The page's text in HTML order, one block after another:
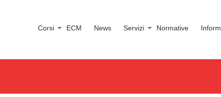
Corsi ECM News Servizi Normative